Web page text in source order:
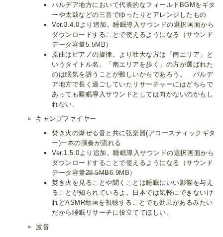
パルデア地方において代表的なフィールドBGMをギタ
ーや太鼓などの三音でゆったりとアレンジしたもの
Ver.3.4.0より追加。睡眠導入サウンドの選択画面から
ダウンロードすることで使えるようになる（サウンド
データ容量5.5MB）
原曲はピアノの旋律。より壮大な方は「南エリア」と
いうタイトル名。「南エリアを歩く」の方が選ばれた
のは眠気を誘うことが難しいからであろう。 パルデ
ア地方で長く過ごしていたリサーチャーにはどちらで
あっても睡眠導入サウンドとしては向かないのかもし
れない。
キャンプファイヤー
焚き火の爆ぜる音と共に弦楽器(アコースティックギタ
ー)一本の演奏が流れる
Ver.1.5.0より追加。睡眠導入サウンドの選択画面から
ダウンロードすることで使えるようになる（サウンド
データ容量28.5MB6.9MB）
焚き火を見ることや聞くことは睡眠にいい影響を与え
ることが知られているよ。日本では気軽にできないけ
れどASMR動画を視聴することでも効果があるみたい
だから睡眠リサーチに役立ててほしい。
波音